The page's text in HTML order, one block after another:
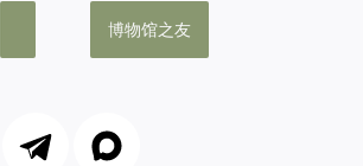
博物馆之友